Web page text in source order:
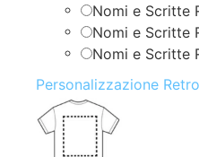
Nomi e Scritte
Nomi e Scritte
Nomi e Scritte
Personalizzazione Retro